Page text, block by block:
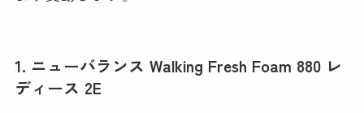
1. ニューバランス Walking Fresh Foam 880 レ
ディース 2E